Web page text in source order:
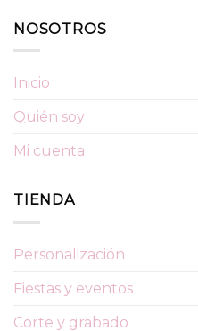
NOSOTROS
Inicio
Quién soy
Mi cuenta
TIENDA
Personalización
Fiestas y eventos
Corte y grabado